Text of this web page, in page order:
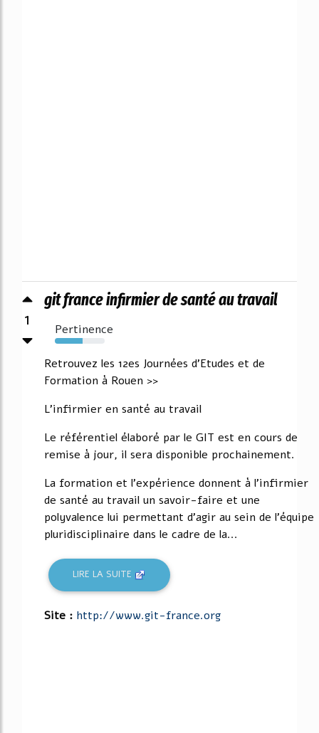
1
git france infirmier de santé au travail
Pertinence
56%
Retrouvez les 12es Journées d'Etudes et de
Formation à Rouen >>
L'infirmier en santé au travail
Le référentiel élaboré par le GIT est en cours de
remise à jour, il sera disponible prochainement.
La formation et l'expérience donnent à l'infirmier
de santé au travail un savoir-faire et une
polyvalence lui permettant d'agir au sein de l'équipe
pluridisciplinaire dans le cadre de la...
LIRE LA SUITE
Site : http://www.git-france.org